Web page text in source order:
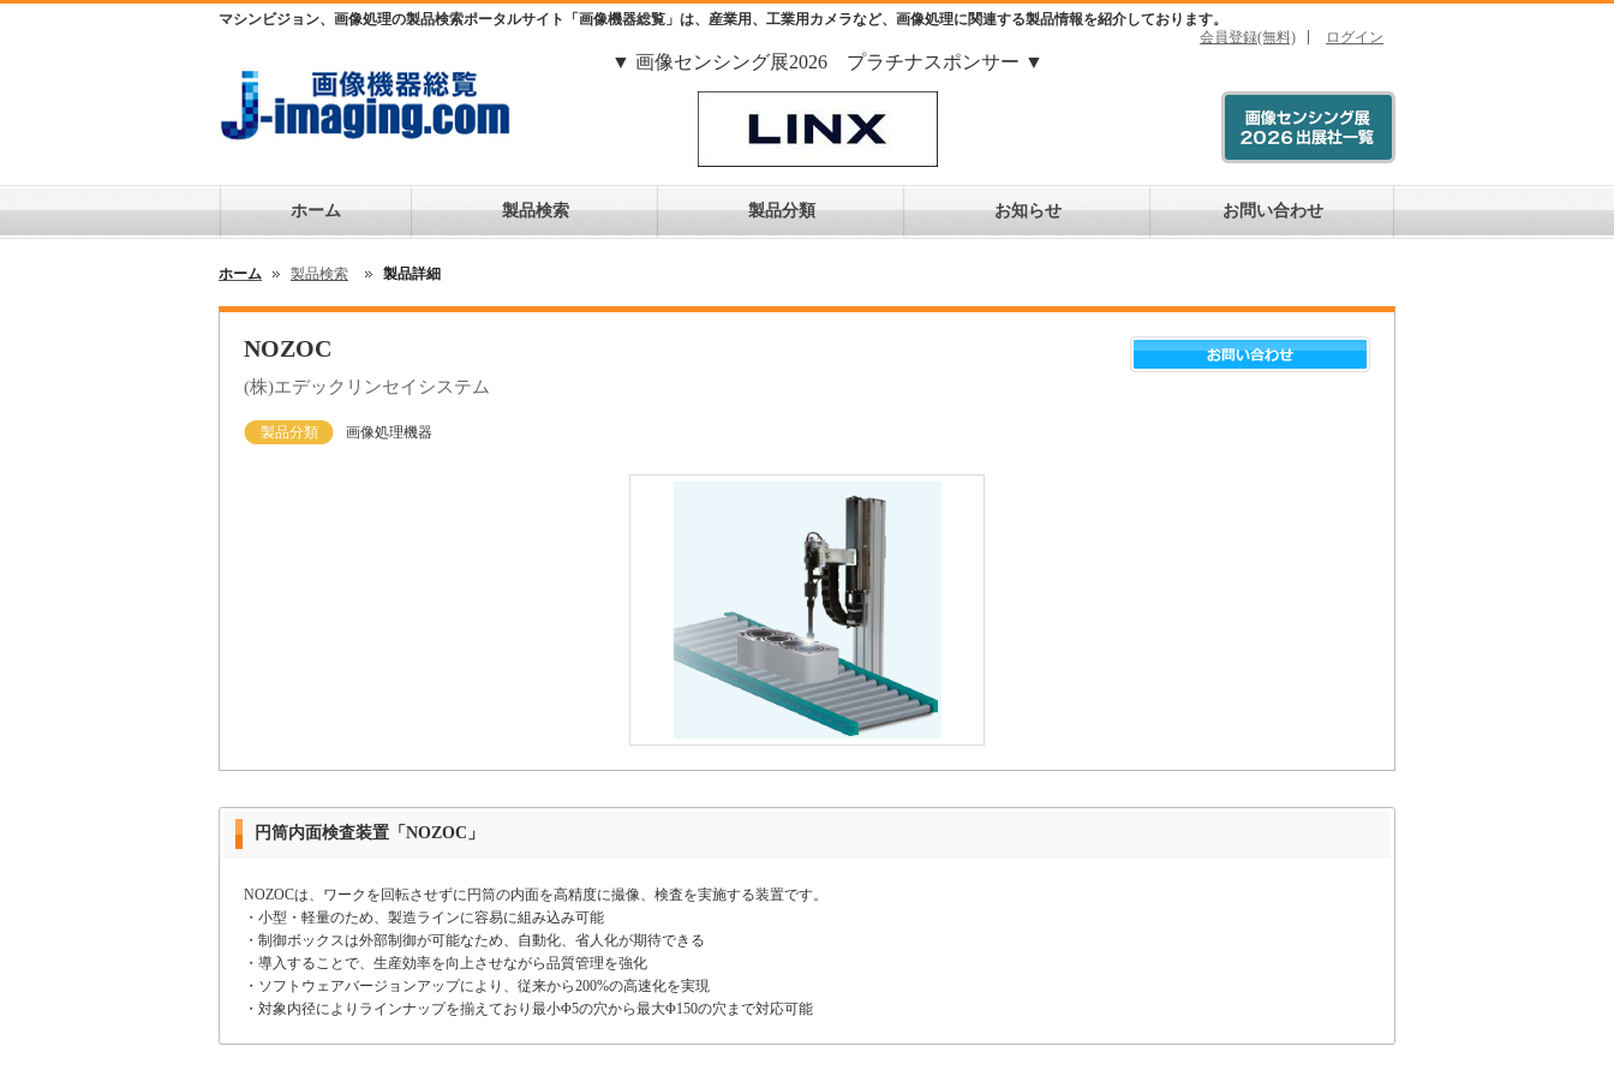
マシンビジョン、画像処理の製品検索ポータルサイト「画像機器総覧」は、産業用、工業用カメラなど、画像処理に関連する製品情報を紹介しております。
会員登録(無料)
ログイン
▼ 画像センシング展2026 プラチナスポンサー ▼
ホーム 製品検索 製品分類 お知らせ お問い合わせ
ホーム 製品検索 製品詳細
NOZOC
(株)エデックリンセイシステム
製品分類 画像処理機器
円筒内面検査装置「NOZOC」
NOZOCは、ワークを回転させずに円筒の内面を高精度に撮像、検査を実施する装置です。
・小型・軽量のため、製造ラインに容易に組み込み可能
・制御ボックスは外部制御が可能なため、自動化、省人化が期待できる
・導入することで、生産効率を向上させながら品質管理を強化
・ソフトウェアバージョンアップにより、従来から200%の高速化を実現
・対象内径によりラインナップを揃えており最小Φ5の穴から最大Φ150の穴まで対応可能